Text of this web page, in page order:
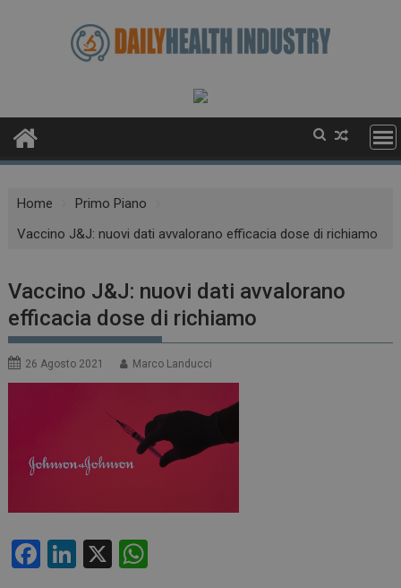
Home
Primo Piano
Vaccino J&J: nuovi dati avvalorano efficacia dose di richiamo
Vaccino J&J: nuovi dati avvalorano
efficacia dose di richiamo
26 Agosto 2021 Marco Landucci
F
Li X